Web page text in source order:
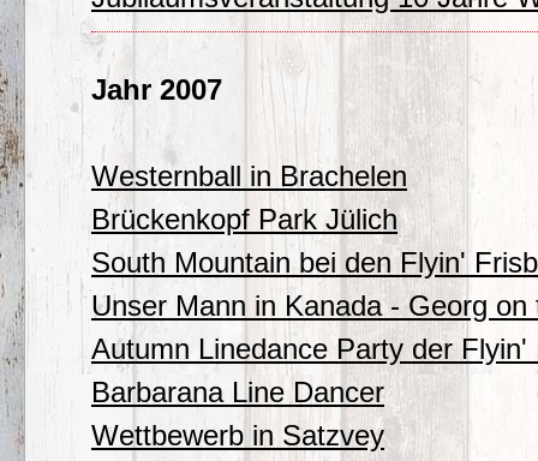
Jahr 2007
Westernball in Brachelen
Brückenkopf Park Jülich
South Mountain bei den Flyin'
Unser Mann in Kanada - Georg on
Autumn Linedance Party der Flyin'
Barbarana Line Dancer
Wettbewerb in Satzvey